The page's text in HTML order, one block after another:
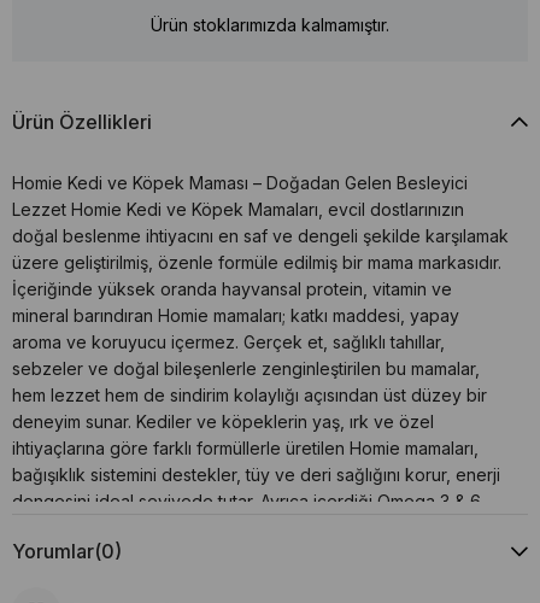
Ürün stoklarımızda kalmamıştır.
Ürün Özellikleri
Homie Kedi ve Köpek Maması – Doğadan Gelen Besleyici
Lezzet Homie Kedi ve Köpek Mamaları, evcil dostlarınızın
doğal beslenme ihtiyacını en saf ve dengeli şekilde karşılamak
üzere geliştirilmiş, özenle formüle edilmiş bir mama markasıdır.
İçeriğinde yüksek oranda hayvansal protein, vitamin ve
mineral barındıran Homie mamaları; katkı maddesi, yapay
aroma ve koruyucu içermez. Gerçek et, sağlıklı tahıllar,
sebzeler ve doğal bileşenlerle zenginleştirilen bu mamalar,
hem lezzet hem de sindirim kolaylığı açısından üst düzey bir
deneyim sunar. Kediler ve köpeklerin yaş, ırk ve özel
ihtiyaçlarına göre farklı formüllerle üretilen Homie mamaları,
bağışıklık sistemini destekler, tüy ve deri sağlığını korur, enerji
dengesini ideal seviyede tutar. Ayrıca içerdiği Omega 3 & 6
sağlar. Homie Mamalarının Öne Çıkan Özellikleri: Yüksek kaliteli
Yorumlar(0)